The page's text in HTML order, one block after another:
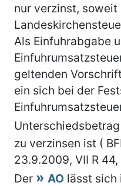
nur verzinst, soweit
Als Einfuhrabgabe
geltenden
ein sich bei der
zu verzinsen ist (
23.9.2009, VII R
Der
AO lässt sich